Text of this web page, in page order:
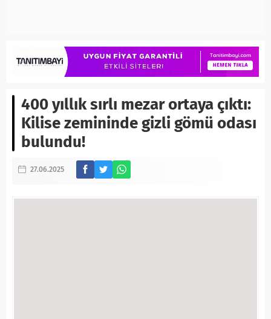
400 yıllık sırlı mezar ortaya çıktı:
Kilise zemininde gizli gömü odası
bulundu!
27.06.2025